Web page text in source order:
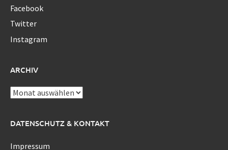
Facebook
Twitter
Instagram
ARCHIV
Archiv
DATENSCHUTZ & KONTAKT
Impressum